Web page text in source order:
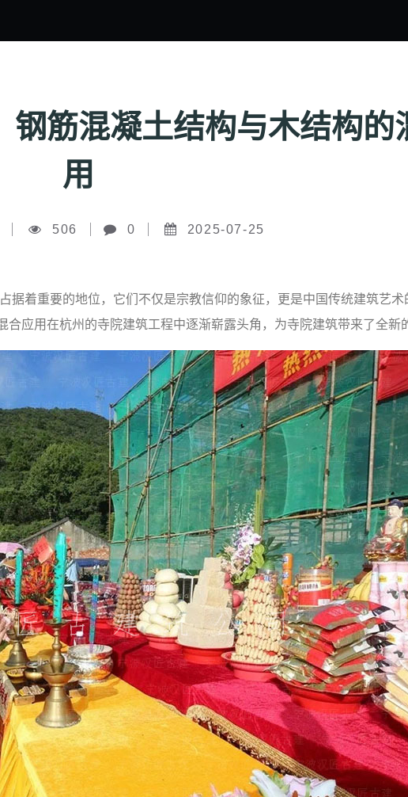
钢筋混凝土结构与木结构的
用
506 0 2025-07-25
据着重要的地位，它们不仅是宗教信仰的象征，更是中国传统建筑艺术
应用在杭州的寺院建筑工程中逐渐崭露头角，为寺院建筑带来了全新